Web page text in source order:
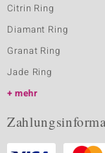
Citrin Ring
Diamant Ring
Granat Ring
Jade Ring
mehr